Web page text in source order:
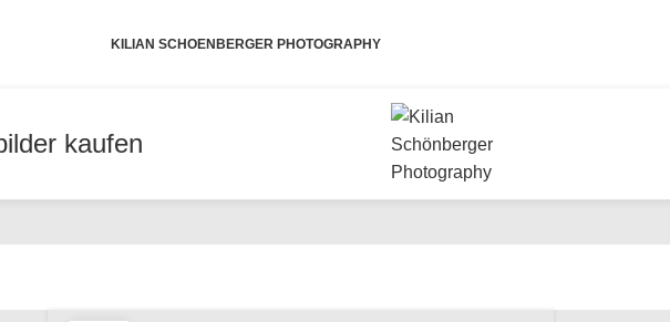
KILIAN SCHOENBERGER PHOTOGRAPHY
kaufen